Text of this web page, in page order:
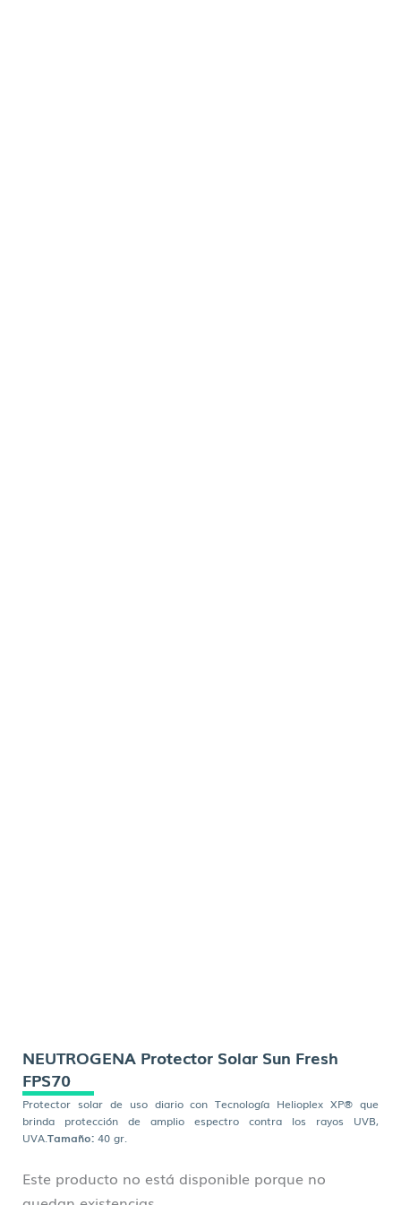
NEUTROGENA Protector Solar Sun Fresh
FPS70
Protector solar de uso diario con Tecnología Helioplex XP® que
brinda protección de amplio espectro contra los rayos UVB,
UVA.Tamaño: 40 gr.
Este producto no está disponible porque no